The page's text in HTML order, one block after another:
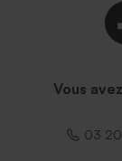
Vous
03